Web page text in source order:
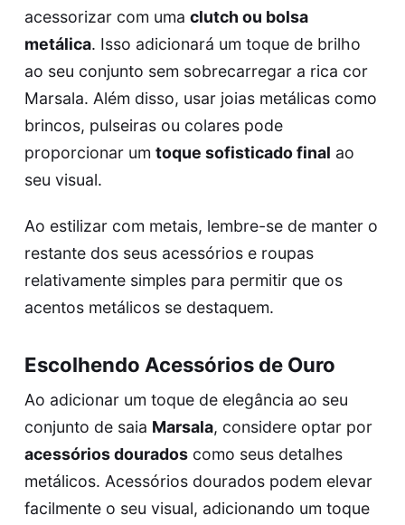
acessorizar com uma clutch ou bolsa
metálica. Isso adicionará um toque de brilho
ao seu conjunto sem sobrecarregar a rica cor
Marsala. Além disso, usar joias metálicas como
brincos, pulseiras ou colares pode
proporcionar um toque sofisticado final ao
seu visual.
Ao estilizar com metais, lembre-se de manter o
restante dos seus acessórios e roupas
relativamente simples para permitir que os
acentos metálicos se destaquem.
Escolhendo Acessórios de Ouro
Ao adicionar um toque de elegância ao seu
conjunto de saia Marsala, considere optar por
acessórios douradoscomo seus detalhes
metálicos. Acessórios dourados podem elevar
facilmente o seu visual, adicionando um toque